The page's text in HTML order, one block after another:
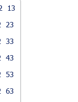
13
23
33
43
53
63